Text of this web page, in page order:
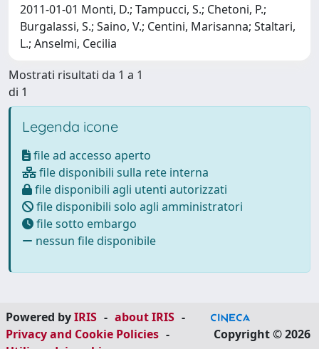
2011-01-01 Monti, D.; Tampucci, S.; Chetoni, P.;
Burgalassi, S.; Saino, V.; Centini, Marisanna; Staltari,
L.; Anselmi, Cecilia
Mostrati risultati da 1 a 1
di 1
Legenda icone
file ad accesso aperto
file disponibili sulla rete interna
file disponibili agli utenti autorizzati
file disponibili solo agli amministratori
file sotto embargo
nessun file disponibile
Powered byIRIS - about IRIS -
Privacy and Cookie Policies -
Copyright © 2026